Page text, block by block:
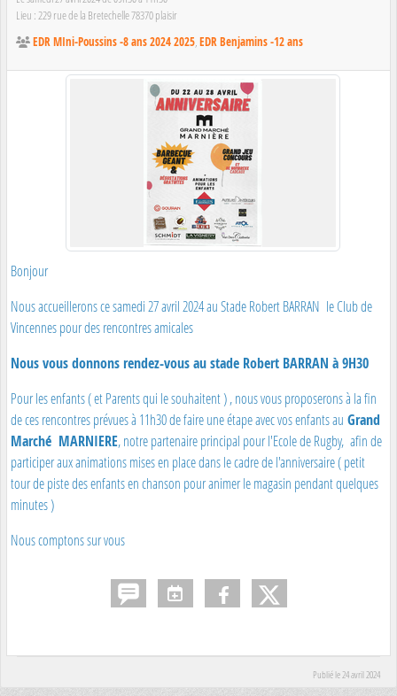
Lieu : 229 rue de la Bretechelle78370plaisir
EDR MIni-Poussins -8 ans 2024 2025 EDR Benjamins -12 ans
Bonjour
Nous accueillerons ce samedi 27 avril 2024 au Stade Robert BARRAN le Club de
Vincennes pour des rencontres amicales
Nous vous donnons rendez-vous au stade Robert BARRAN à 9H30
Pour les enfants ( et Parents qui le souhaitent ) , nous vous proposerons à la fin
de ces rencontres prévues à 11h30 de faire une étape avec vos enfants au Grand
Marché MARNIERE, notre partenaire principal pour l'Ecole de Rugby, afin de
participer aux animations mises en place dans le cadre de l'anniversaire ( petit
tour de piste des enfants en chanson pour animer le magasin pendant quelques
minutes )
Nous comptons sur vous
Publié le24 avril 2024